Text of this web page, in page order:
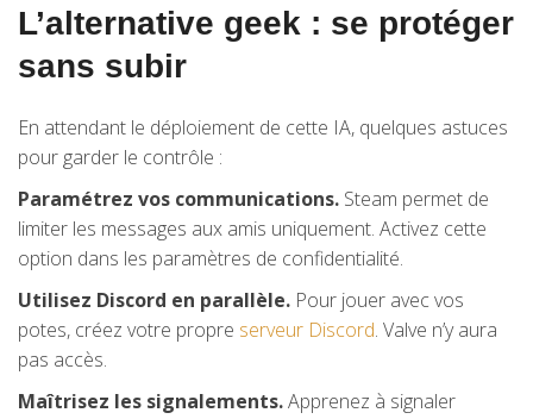
L’alternative geek : se protéger
sans subir
En attendant le déploiement de cette IA, quelques astuces
pour garder le contrôle :
Paramétrez vos communications. Steam permet de
limiter les messages aux amis uniquement. Activez cette
option dans les paramètres de confidentialité.
Utilisez Discord en parallèle. Pour jouer avec vos
potes, créez votre propre serveur Discord. Valve n’y aura
pas accès.
Maîtrisez les signalements.Apprenez à signaler